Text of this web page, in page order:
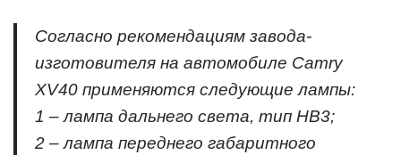
Согласно рекомендациям завода-
изготовителя на автомобиле Camry
XV40 применяются следующие лампы:
1 – лампа дальнего света, тип НВ3;
2 – лампа переднего габаритного